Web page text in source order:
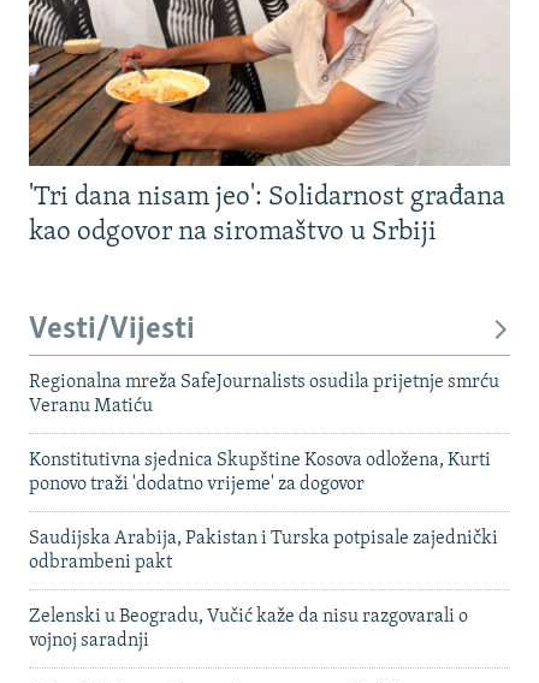
'Tri dana nisam jeo': Solidarnost građana
kao odgovor na siromaštvo u Srbiji
Vesti/Vijesti
Regionalna mreža SafeJournalists osudila prijetnje smrću
Veranu Matiću
Konstitutivna sjednica Skupštine Kosova odložena, Kurti
ponovo traži 'dodatno vrijeme' za dogovor
Saudijska Arabija, Pakistan i Turska potpisale zajednički
odbrambeni pakt
Zelenski u Beogradu, Vučić kaže da nisu razgovarali o
vojnoj saradnji